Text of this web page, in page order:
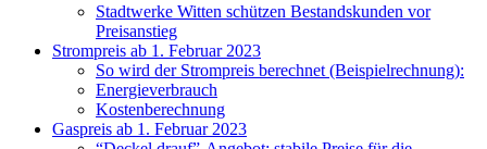
Stadtwerke Witten schützen Bestandskunden vor
Preisanstieg
Strompreis ab 1. Februar 2023
So wird der Strompreis berechnet (Beispielrechnung):
Energieverbrauch
Kostenberechnung
Gaspreis ab 1. Februar 2023